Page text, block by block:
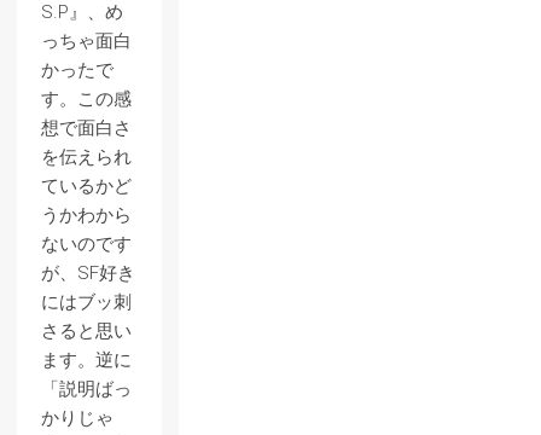
S.P』、め
っちゃ面白
かったで
す。この感
想で面白さ
を伝えられ
ているかど
うかわから
ないのです
が、SF好き
にはブッ刺
さると思い
ます。逆に
「説明ばっ
かりじゃ